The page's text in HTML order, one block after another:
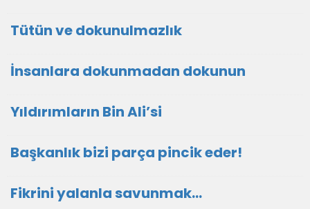
Tütün ve dokunulmazlık
İnsanlara dokunmadan dokunun
Yıldırımların Bin Ali’si
Başkanlık bizi parça pincik eder!
Fikrini yalanla savunmak…